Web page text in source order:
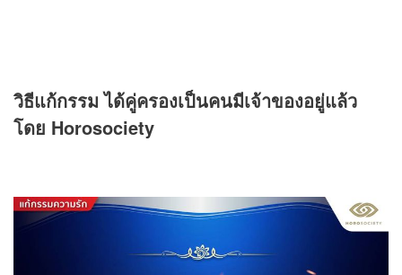
วิธีแก้กรรม ได้คู่ครองเป็นคนมีเจ้าของอยู่แล้ว
โดย Horosociety